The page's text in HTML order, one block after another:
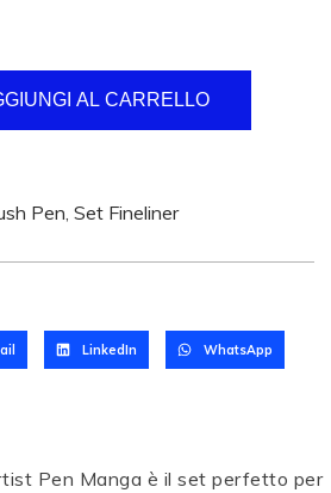
AL CARRELLO
Pen, Set Fineliner
LinkedIn WhatsApp
Pen Manga è il set perfetto per